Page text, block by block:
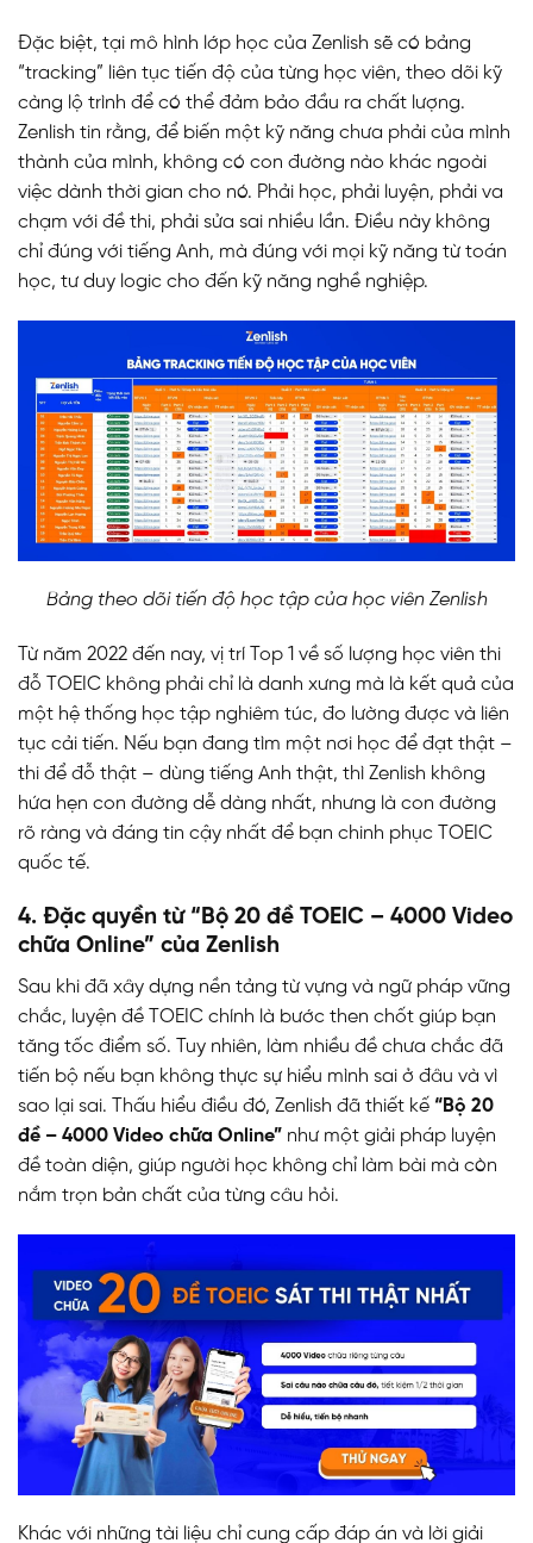
Đặc biệt, tại mô hình lớp học của Zenlish sẽ có bảng
“tracking” liên tục tiến độ của từng học viên, theo dõi kỹ
càng lộ trình để có thể đảm bảo đầu ra chất lượng.
Zenlish tin rằng, để biến một kỹ năng chưa phải của mình
thành của mình, không có con đường nào khác ngoài
việc dành thời gian cho nó. Phải học, phải luyện, phải va
chạm với đề thi, phải sửa sai nhiều lần. Điều này không
chỉ đúng với tiếng Anh, mà đúng với mọi kỹ năng từ toán
học, tư duy logic cho đến kỹ năng nghề nghiệp.
Bảng theo dõi tiến độ học tập của học viên Zenlish
Từ năm 2022 đến nay, vị trí Top 1 về số lượng học viên thi
đỗ TOEIC không phải chỉ là danh xưng mà là kết quả của
một hệ thống học tập nghiêm túc, đo lường được và liên
tục cải tiến. Nếu bạn đang tìm một nơi học để đạt thật –
thi để đỗ thật – dùng tiếng Anh thật, thì Zenlish không
hứa hẹn con đường dễ dàng nhất, nhưng là con đường
rõ ràng và đáng tin cậy nhất để bạn chinh phục TOEIC
quốc tế.
4. Đặc quyền từ “Bộ 20 đề TOEIC – 4000 Video
chữa Online” của Zenlish
Sau khi đã xây dựng nền tảng từ vựng và ngữ pháp vững
chắc, luyện đề TOEIC chính là bước then chốt giúp bạn
tăng tốc điểm số. Tuy nhiên, làm nhiều đề chưa chắc đã
tiến bộ nếu bạn không thực sự hiểu mình sai ở đâu và vì
sao lại sai. Thấu hiểu điều đó, Zenlish đã thiết kế “Bộ 20
đề – 4000 Video chữa Online” như một giải pháp luyện
đề toàn diện, giúp người học không chỉ làm bài mà còn
nắm trọn bản chất của từng câu hỏi.
Khác với những tài liệu chỉ cung cấp đáp án và lời giải